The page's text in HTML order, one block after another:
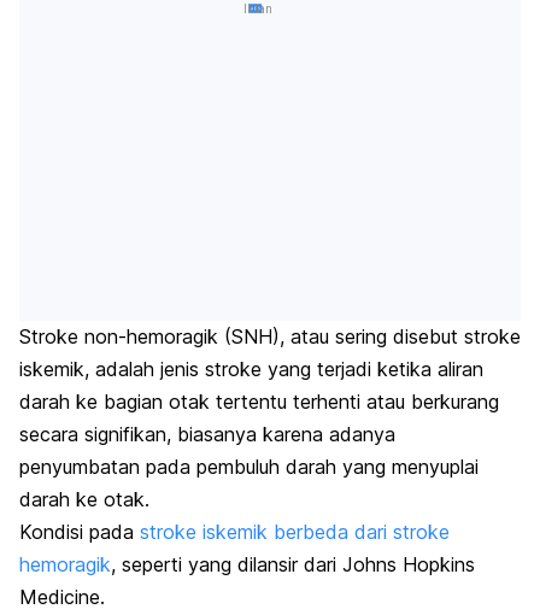
Iklan
Stroke non-hemoragik (SNH), atau sering disebut stroke
iskemik, adalah jenis stroke yang terjadi ketika aliran
darah ke bagian otak tertentu terhenti atau berkurang
secara signifikan, biasanya karena adanya
penyumbatan pada pembuluh darah yang menyuplai
darah ke otak.
Kondisi pada stroke iskemik berbeda dari stroke
hemoragik, seperti yang dilansir dari Johns Hopkins
Medicine.